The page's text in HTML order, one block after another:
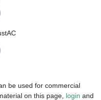
be used for commercial
on this page, login and